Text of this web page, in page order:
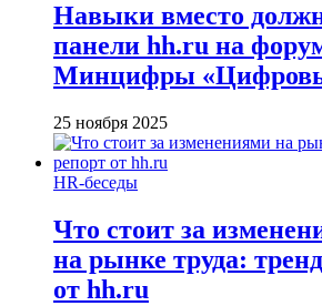
Навыки вместо
панели hh.ru на
Минцифры
25 ноября 2025
HR-беседы
Что стоит за
на рынке труда:
от hh.ru